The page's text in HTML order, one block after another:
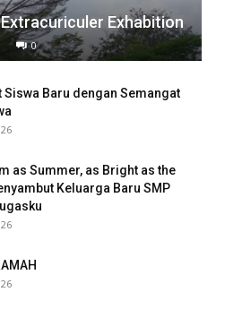
Exhabition
0
Siswa Baru dengan Semangat
as Summer, as Bright as the
Keluarga Baru SMP